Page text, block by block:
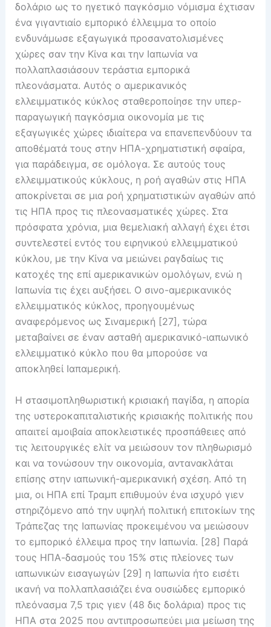
δολάριο ως το ηγετικό παγκόσμιο νόμισμα έχτισαν
ένα γιγαντιαίο εμπορικό έλλειμμα το οποίο
ενδυνάμωσε εξαγωγικά προσανατολισμένες
χώρες σαν την Κίνα και την Ιαπωνία να
πολλαπλασιάσουν τεράστια εμπορικά
πλεονάσματα. Αυτός ο αμερικανικός
ελλειμματικός κύκλος σταθεροποίησε την υπερ-
παραγωγική παγκόσμια οικονομία με τις
εξαγωγικές χώρες ιδιαίτερα να επανεπενδύουν τα
αποθέματά τους στην ΗΠΑ-χρηματιστική σφαίρα,
για παράδειγμα, σε ομόλογα. Σε αυτούς τους
ελλειμματικούς κύκλους, η ροή αγαθών στις ΗΠΑ
αποκρίνεται σε μια ροή χρηματιστικών αγαθών από
τις ΗΠΑ προς τις πλεονασματικές χώρες. Στα
πρόσφατα χρόνια, μια θεμελιακή αλλαγή έχει έτσι
συντελεστεί εντός του ειρηνικού ελλειμματικού
κύκλου, με την Κίνα να μειώνει ραγδαίως τις
κατοχές της επί αμερικανικών ομολόγων, ενώ η
Ιαπωνία τις έχει αυξήσει. Ο σινο-αμερικανικός
ελλειμματικός κύκλος, προηγουμένως
αναφερόμενος ως Σιναμερική [27], τώρα
μεταβαίνει σε έναν ασταθή αμερικανικό-ιαπωνικό
ελλειμματικό κύκλο που θα μπορούσε να
αποκληθεί Ιαπαμερική.
Η στασιμοπληθωριστική κρισιακή παγίδα, η απορία
της υστεροκαπιταλιστικής κρισιακής πολιτικής που
απαιτεί αμοιβαία αποκλειστικές προσπάθειες από
τις λειτουργικές ελίτ να μειώσουν τον πληθωρισμό
και να τονώσουν την οικονομία, αντανακλάται
επίσης στην ιαπωνική-αμερικανική σχέση. Από τη
μια, οι ΗΠΑ επί Τραμπ επιθυμούν ένα ισχυρό γιεν
στηριζόμενο από την υψηλή πολιτική επιτοκίων της
Τράπεζας της Ιαπωνίας προκειμένου να μειώσουν
το εμπορικό έλλειμα προς την Ιαπωνία. [28] Παρά
τους ΗΠΑ-δασμούς του 15% στις πλείονες των
ιαπωνικών εισαγωγών [29] η Ιαπωνία ήτο εισέτι
ικανή να πολλαπλασιάζει ένα ουσιώδες εμπορικό
πλεόνασμα 7,5 τρις γιεν (48 δις δολάρια) προς τις
ΗΠΑ στα 2025 που αντιπροσωπεύει μια μείωση της